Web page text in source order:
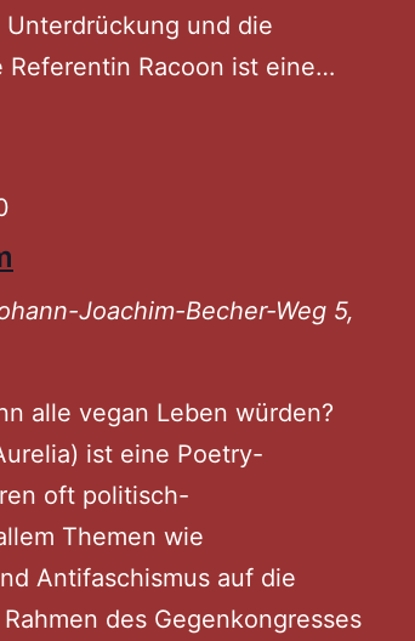
Unterdrückung und die
Racoon ist eine…
Joachim-Becher-Weg 5,
alle vegan Leben würden?
ist eine Poetry-
oft politisch-
Themen wie
Antifaschismus auf die
des Gegenkongresses